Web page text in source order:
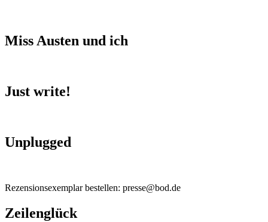
Miss Austen und ich
Just write!
Unplugged
Rezensionsexemplar bestellen: presse@bod.de
Zeilenglück